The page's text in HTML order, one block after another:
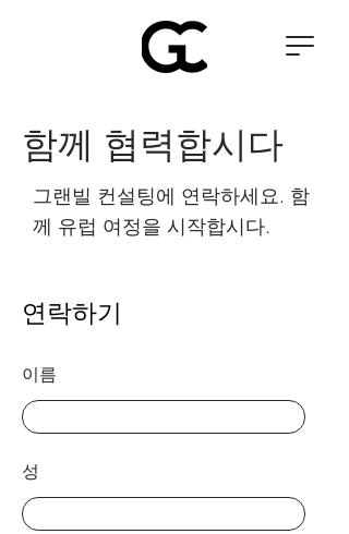
함께 협력합시다
그랜빌 컨설팅에 연락하세요. 함
께 유럽 여정을 시작합시다.
연락하기
이름
성